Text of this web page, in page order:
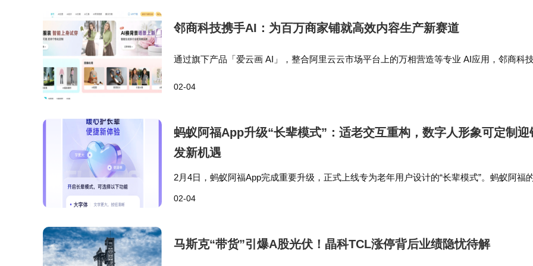
邻商科技携手AI：为百万商家铺就高效内容生产新赛道
通过旗下产品「爱云画 AI」，整合阿里云云市场平台上的万相营造等专业 AI应用，邻商科
以像邻商这样的公司，就专门干这个…
02-04
蚂蚁阿福App升级“长辈模式”：适老交互重构，数字人形象可定制迎
发新机遇
2月4日，蚂蚁阿福App完成重要升级，正式上线专为老年用户设计的“长辈模式”。蚂蚁阿福
02-04
马斯克“带货”引爆A股光伏！晶科TCL涨停背后业绩隐忧待解